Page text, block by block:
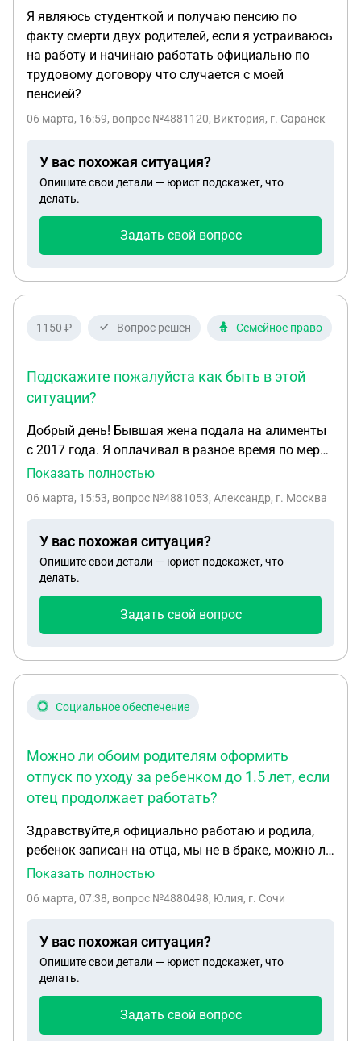
Я являюсь студенткой и получаю пенсию по
факту смерти двух родителей, если я устраиваюсь
на работу и начинаю работать официально по
трудовому договору что случается с моей
пенсией?
06 марта, 16:59, вопрос №4881120, Виктория, г. Саранск
У вас похожая ситуация?
Опишите свои детали — юрист подскажет, что
делать.
Задать свой вопрос
1150 ₽ Вопрос решен Семейное право
Подскажите пожалуйста как быть в этой
ситуации?
Добрый день! Бывшая жена подала на алименты
с 2017 года. Я оплачивал в разное время по мере
возможностей, была устная
ребенком общение не прекращал, поддерживая
работал, перебивался подработками. Опять же по
возможности помогая ребенку. Сумма, которую
насчитал пристав 1 млн 200 тыс. У меня на
в декрете.Снимаем квартиру.В собственности
супруги, свой успешный бизнес, новое авто
Подскажите пожалуйста как быть в этой
Показать полностью
06 марта, 15:53, вопрос №4881053, Александр, г. Москва
У вас похожая ситуация?
Опишите свои детали — юрист подскажет, что
делать.
Задать свой вопрос
Социальное обеспечение
Можно ли обоим родителям оформить
отпуск по уходу за ребенком до 1.5 лет, если
отец продолжает работать?
Здравствуйте,я официально работаю и родила,
ребенок записан на отца, мы не в браке, можно ли
сделать так чтоб мы оба были в декретном
работал и получал пособие от своей работы?
Показать полностью
06 марта, 07:38, вопрос №4880498, Юлия, г. Сочи
У вас похожая ситуация?
Опишите свои детали — юрист подскажет, что
делать.
Задать свой вопрос